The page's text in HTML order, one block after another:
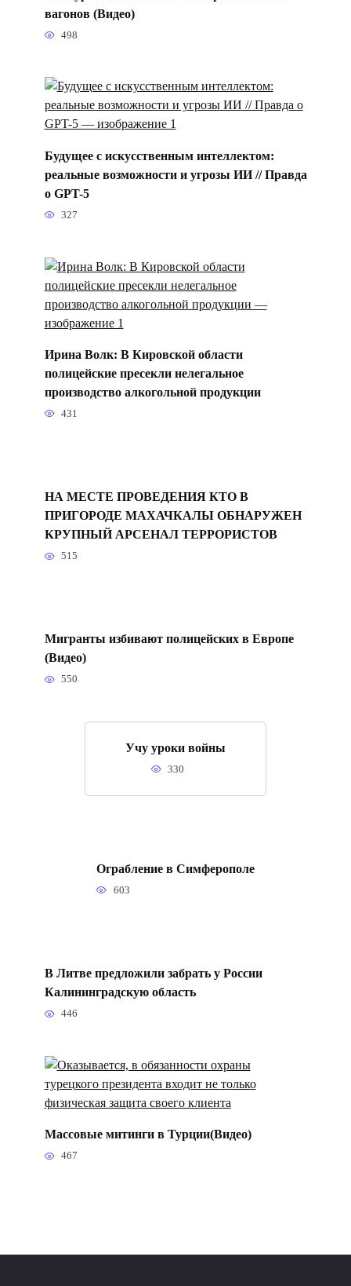
вагонов (Видео)
498
Будущее с искусственным интеллектом:
реальные возможности и угрозы ИИ // Правда
о GPT-5
327
Ирина Волк: В Кировской области
полицейские пресекли нелегальное
производство алкогольной продукции
431
НА МЕСТЕ ПРОВЕДЕНИЯ КТО В
ПРИГОРОДЕ МАХАЧКАЛЫ ОБНАРУЖЕН
КРУПНЫЙ АРСЕНАЛ ТЕРРОРИСТОВ
515
Мигранты избивают полицейских в Европе
(Видео)
550
Учу уроки войны
330
Ограбление в Симферополе
603
В Литве предложили забрать у России
Калининградскую область
446
Массовые митинги в Турции(Видео)
467